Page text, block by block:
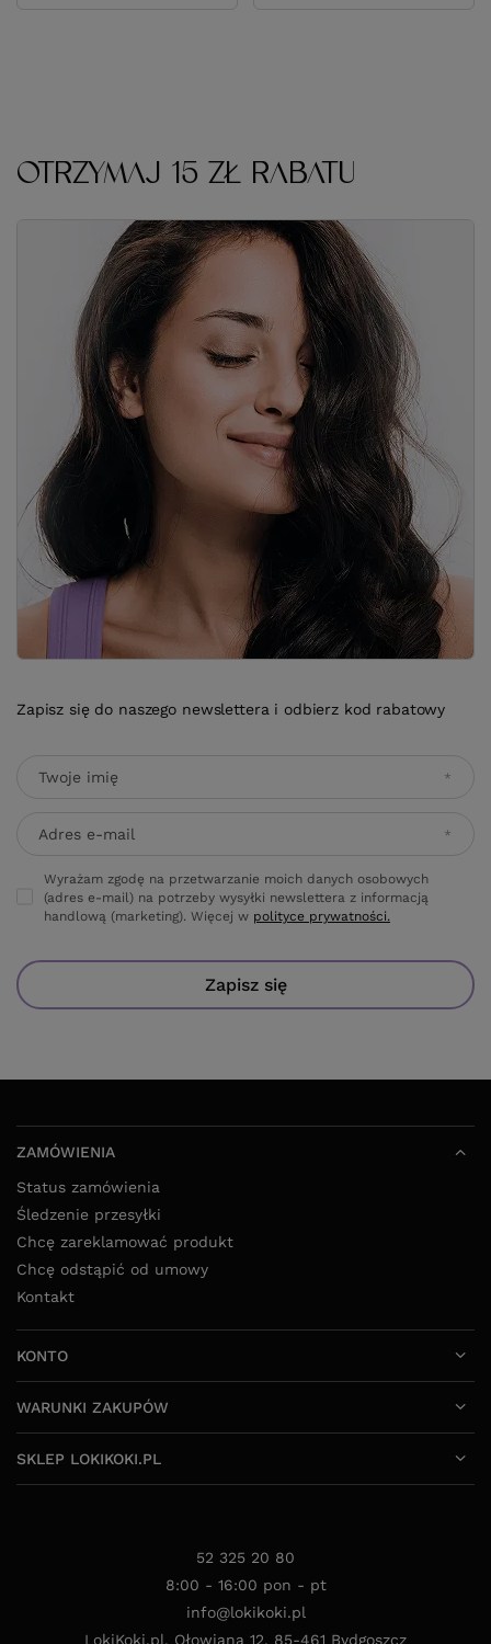
OTRZYMAJ 15 ZŁ RABATU
Zapisz się do naszego newslettera i odbierz kod rabatowy
Twoje imię
Adres e-mail
Wyrażam zgodę na przetwarzanie moich danych osobowych
(adres e-mail) na potrzeby wysyłki newslettera z informacją
handlową (marketing). Więcej w polityce prywatności.
Zapisz się
ZAMÓWIENIA
Status zamówienia
Śledzenie przesyłki
Chcę zareklamować produkt
Chcę odstąpić od umowy
Kontakt
KONTO
WARUNKI ZAKUPÓW
SKLEP LOKIKOKI.PL
52 325 20 80
8:00 - 16:00 pon - pt
info@lokikoki.pl
LokiKoki.pl, Ołowiana 12, 85-461 Bydgoszcz